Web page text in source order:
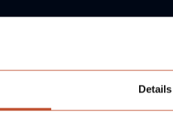
Details